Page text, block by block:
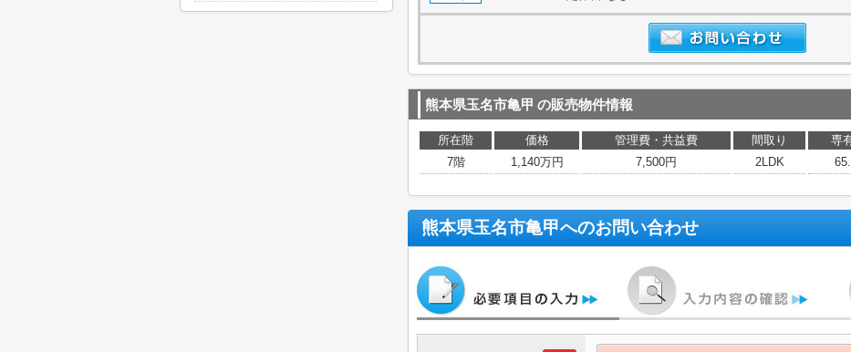
熊本県玉名市亀甲 の販売物件情報
所在階 価格 管理費・共益費 間取り 専
7階
1,140万円 7,500円 2LDK
熊本県玉名市亀甲へのお問い合わせ